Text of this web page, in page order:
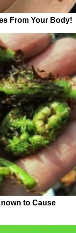
From Your Body!
to Cause